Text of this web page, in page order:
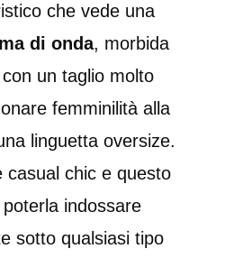
che vede una
di onda, morbida
un taglio molto
femminilità alla
linguetta oversize.
casual chic e questo
indossare
sotto qualsiasi tipo